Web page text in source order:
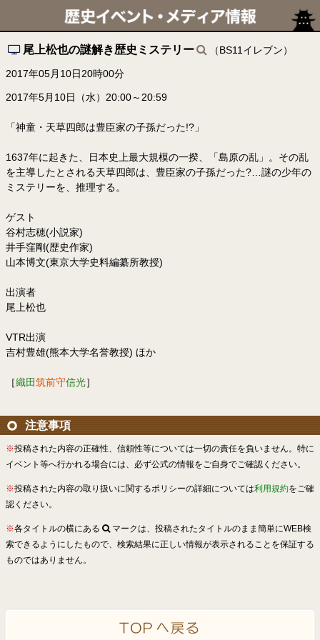
尾上松也の謎解き歴史ミステリー （BS11イレブン）
2017年05月10日20時00分
2017年5月10日（水）20:00～20:59
「神童・天草四郎は豊臣家の子孫だった!?」
1637年に起きた、日本史上最大規模の一揆、「島原の乱」。その乱
を主導したとされる天草四郎は、豊臣家の子孫だった?…謎の少年の
ミステリーを、推理する。
ゲスト
谷村志穂(小説家)
井手窪剛(歴史作家)
山本博文(東京大学史料編纂所教授)
出演者
尾上松也
VTR出演
吉村豊雄(熊本大学名誉教授) ほか
［織田筑前守信光］
注意事項
※投稿された内容の正確性、信頼性等については一切の責任を負いません。特に
イベント等へ行かれる場合には、必ず公式の情報をご自身でご確認ください。
※投稿された内容の取り扱いに関するポリシーの詳細については利用規約をご確
認ください。
※各タイトルの横にある
マークは、投稿されたタイトルのまま簡単にWEB検
索できるようにしたもので、検索結果に正しい情報が表示されることを保証する
ものではありません。